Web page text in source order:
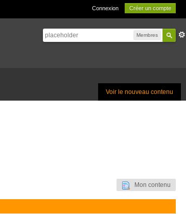
Connexion Créer un compte
Membres
Voir le nouveau contenu
Mon contenu